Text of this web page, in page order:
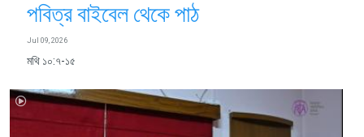
পবিত্র বাইবেল থেকে পাঠ
Jul 09, 2026
মথি ১০:৭-১৫